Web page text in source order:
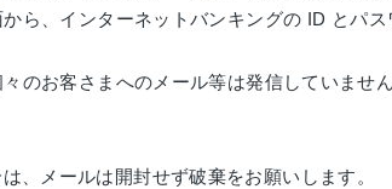
ら、インターネットバンキングの ID とパ
々のお客さまへのメール等は発信していま
、メールは開封せず破棄をお願いします。